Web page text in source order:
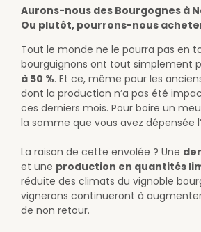
Aurons-nous des Bourgognes à
Ou plutôt, pourrons-nous
Tout le monde ne le pourra pas en
bourguignons ont tout simplement
à 50 %. Et ce, même pour les
dont la production n’a pas été
ces derniers mois. Pour boire un
la somme que vous avez dépensée
La raison de cette envolée ? Une
et une production en quantités
réduite des climats du vignoble
vignerons continueront à
de non retour.